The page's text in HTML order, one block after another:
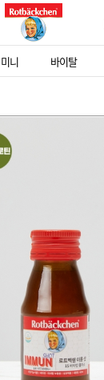
미니 바이탈